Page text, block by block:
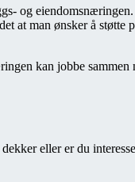
og
man ønsker å
kan jobbe
eller er du